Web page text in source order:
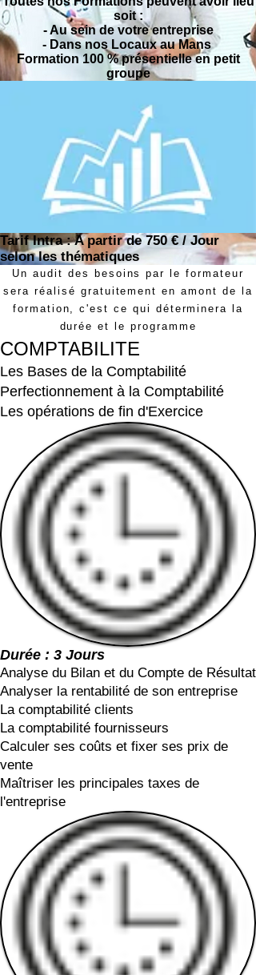
soit :
- Au sein de votre entreprise
- Dans nos Locaux au Mans
Formation 100 % présentielle en petit
groupe
Tarif Intra : A partir de 750 € / Jour
selon les thématiques
Un audit des besoins par le formateur
sera réalisé gratuitement en amont de la
formation, c'est ce qui déterminera la
durée et le programme
COMPTABILITE
Les Bases de la Comptabilité
Perfectionnement à la Comptabilité
Les opérations de fin d'Exercice
Durée : 3 Jours
Analyse du Bilan et du Compte de Résultat
Analyser la rentabilité de son entreprise
La comptabilité clients
La comptabilité fournisseurs
Calculer ses coûts et fixer ses prix de
vente
Maîtriser les principales taxes de
l'entreprise